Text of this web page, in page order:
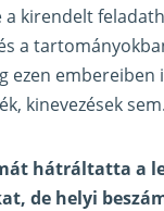
kirendelt
a
ezen
kinevezések sem.
hátráltatta a
de helyi